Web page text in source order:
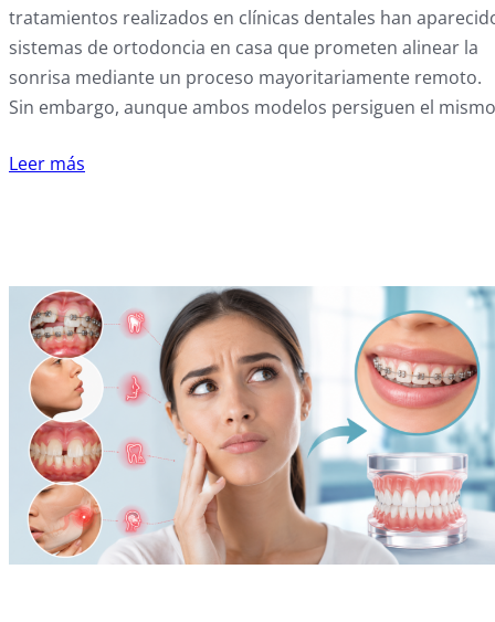
tratamientos realizados en clínicas dentales han
sistemas de ortodoncia en casa que prometen alinear la
sonrisa mediante un proceso mayoritariamente remoto.
Sin embargo, aunque ambos modelos persiguen el mismo
Leer más